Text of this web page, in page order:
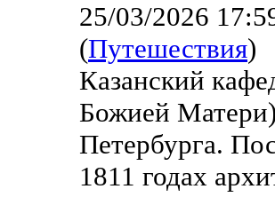
25/03/2026
(Путешествия)
Казанский
Божией
Петербурга.
1811 годах